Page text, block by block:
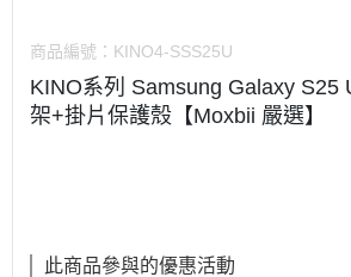
商品編號： KINO4-SSS25U
KINO系列 Samsung Galaxy S25
架+掛片保護殼【Moxbii 嚴選】
此商品參與的優惠活動